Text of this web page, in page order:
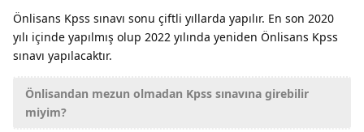
Önlisans Kpss sınavı sonu çiftli yıllarda yapılır. En son 2020
yılı içinde yapılmış olup 2022 yılında yeniden Önlisans Kpss
sınavı yapılacaktır.
Önlisandan mezun olmadan Kpss sınavına girebilir
miyim?